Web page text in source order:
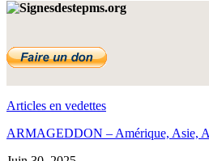
ÉVITER L'APOCALYPSE
Articles en vedettes
ARMAGEDDON – Amérique, Asie,